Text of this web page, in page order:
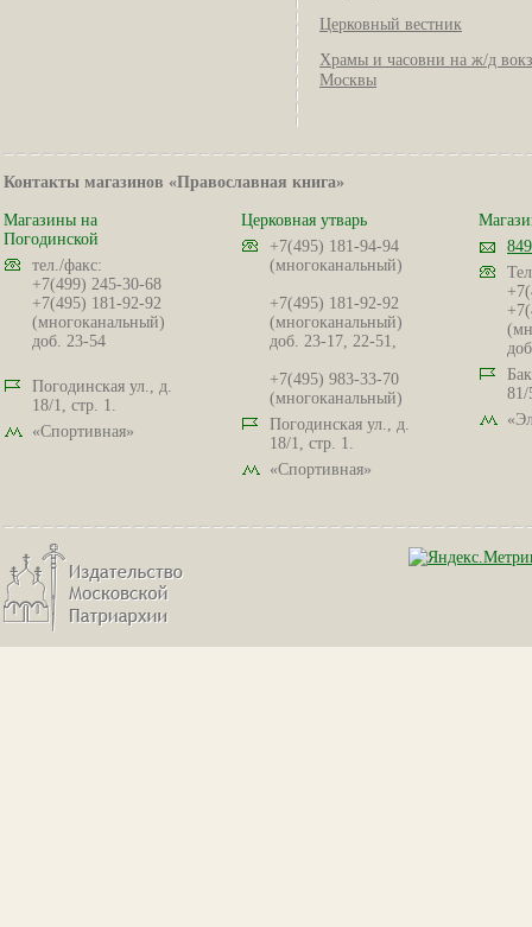
Церковный вестник
Храмы и часовни на ж/д
Москвы
Контакты магазинов «Православная книга»
Магазины на
Погодинской
тел./факс:
+7(499) 245-30-68
+7(495) 181-92-92
(многоканальный)
доб. 23-54
Погодинская ул., д.
18/1, стр. 1.
«Спортивная»
Церковная утварь
+7(495) 181-94-94
(многоканальный)
+7(495) 181-92-92
(многоканальный)
доб. 23-17, 22-51,
+7(495) 983-33-70
(многоканальный)
Погодинская ул., д.
18/1, стр. 1.
«Спортивная»
81/